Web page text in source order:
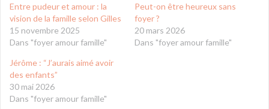
Entre pudeur et amour : la
vision de la famille selon Gilles
15 novembre 2025
Dans "foyer amour famille"
Peut-on être heureux sans
foyer ?
20 mars 2026
Dans "foyer amour famille"
Jérôme : “J’aurais aimé avoir
des enfants”
30 mai 2026
Dans "foyer amour famille"